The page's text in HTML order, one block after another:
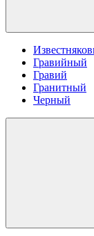
Гравийный
Гравий
Гранитный
Черный